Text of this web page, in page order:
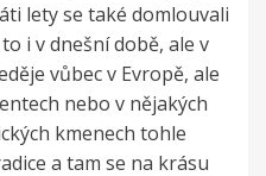
lety se také domlouvali
i v dnešní době, ale v
vůbec v Evropě, ale
nebo v nějakých
kmenech tohle
a tam se na krásu